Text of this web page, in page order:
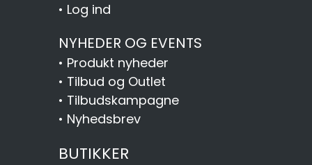
• Log ind
NYHEDER OG EVENTS
• Produkt nyheder
• Tilbud og Outlet
• Tilbudskampagne
• Nyhedsbrev
BUTIKKER